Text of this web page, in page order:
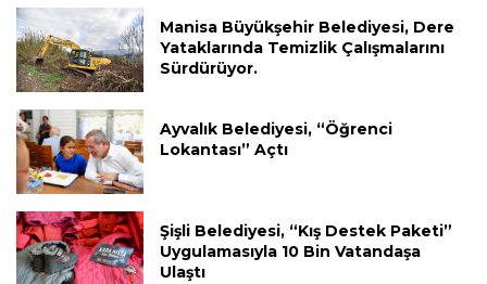
Manisa Büyükşehir Belediyesi, Dere
Yataklarında Temizlik Çalışmalarını
Sürdürüyor.
Ayvalık Belediyesi, “Öğrenci
Lokantası” Açtı
Şişli Belediyesi, “Kış Destek Paketi”
Uygulamasıyla 10 Bin Vatandaşa
Ulaştı